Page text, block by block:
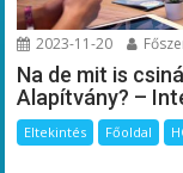
2023-11-20
Na de mit is
Alapítvány? –
Eltekintés Főoldal